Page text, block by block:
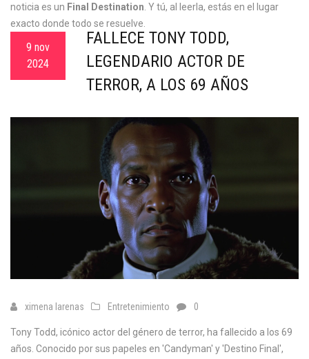
noticia es un Final Destination . Y tú, al leerla, estás en el lugar
exacto donde todo se resuelve.
9 nov
2024
FALLECE TONY TODD,
LEGENDARIO ACTOR DE
TERROR, A LOS 69 AÑOS
ximena larenas Entretenimiento 0
Tony Todd, icónico actor del género de terror, ha fallecido a los 69
años. Conocido por sus papeles en 'Candyman' y 'Destino Final',